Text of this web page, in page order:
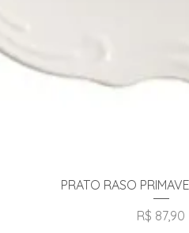
Visualização
PRATO RASO
Preço
R$ 87,90